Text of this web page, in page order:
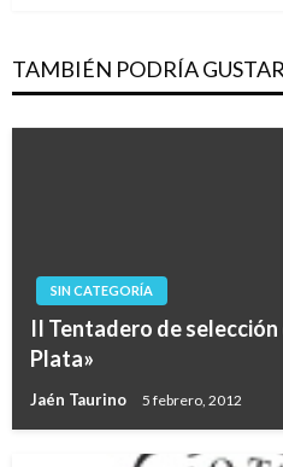
TAMBIÉN PODRÍA
SIN CATEGORÍA
II Tentadero de
Plata»
Jaén Taurino 5 febrero, 2012